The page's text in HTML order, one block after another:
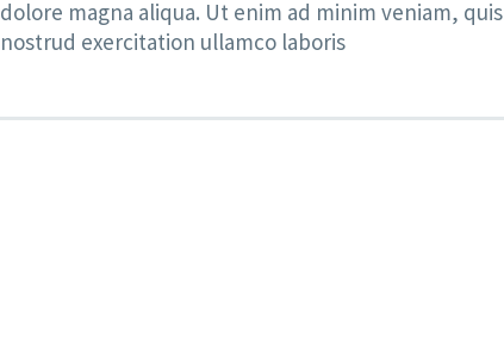
dolore magna aliqua. Ut enim ad minim veniam, quis
nostrud exercitation ullamco laboris